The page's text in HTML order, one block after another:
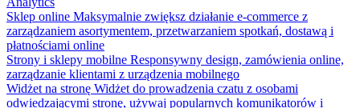
Sklep online Maksymalnie zwiększ działanie e-commerce z
zarządzaniem asortymentem, przetwarzaniem spotkań, dostawą i
płatnościami online
Strony i sklepy mobilne Responsywny design, zamówienia online,
zarządzanie klientami z urządzenia mobilnego
Widżet na stronę Widżet do prowadzenia czatu z osobami
odwiedzającymi stronę, używaj popularnych komunikatorów i